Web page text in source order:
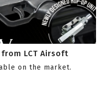
from LCT Airsoft
on the market.